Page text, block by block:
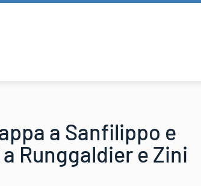
a Sanfilippo e
Runggaldier e Zini